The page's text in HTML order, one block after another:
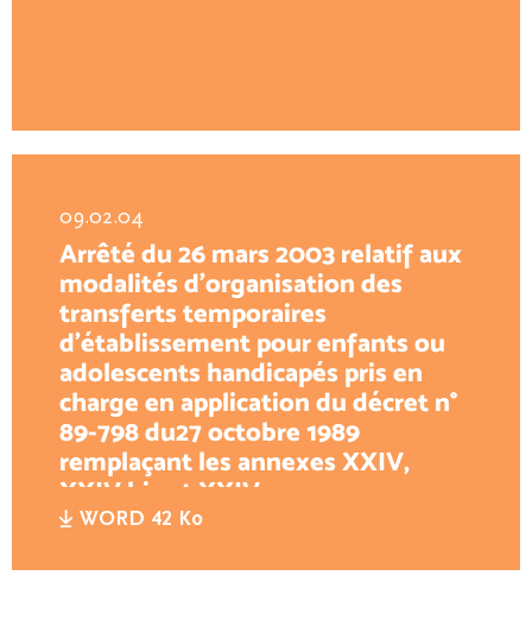
09.02.04
Arrêté du 26 mars 2003 relatif aux
modalités d’organisation des
transferts temporaires
d’établissement pour enfants ou
adolescents handicapés pris en
charge en application du décret n°
89-798 du27 octobre 1989
remplaçant les annexes XXIV,
XXIV bis et XXIV
WORD 42 Ko